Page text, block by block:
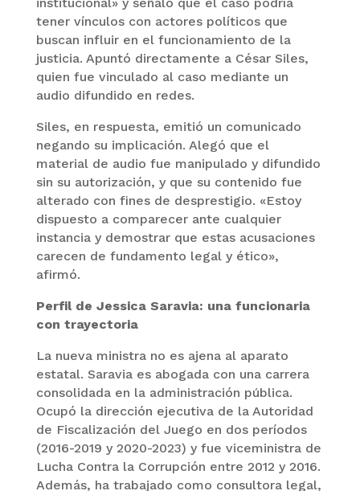
tener vínculos con actores políticos que
buscan influir en el funcionamiento de la
justicia. Apuntó directamente a César Siles,
quien fue vinculado al caso mediante un
audio difundido en redes.
Siles, en respuesta, emitió un comunicado
negando su implicación. Alegó que el
material de audio fue manipulado y difundido
sin su autorización, y que su contenido fue
alterado con fines de desprestigio. «Estoy
dispuesto a comparecer ante cualquier
instancia y demostrar que estas acusaciones
carecen de fundamento legal y ético»,
afirmó.
Perfil de Jessica Saravia: una funcionaria
con trayectoria
La nueva ministra no es ajena al aparato
estatal. Saravia es abogada con una carrera
consolidada en la administración pública.
Ocupó la dirección ejecutiva de la Autoridad
de Fiscalización del Juego en dos períodos
(2016-2019 y 2020-2023) y fue viceministra de
Lucha Contra la Corrupción entre 2012 y 2016.
Además, ha trabajado como consultora legal,